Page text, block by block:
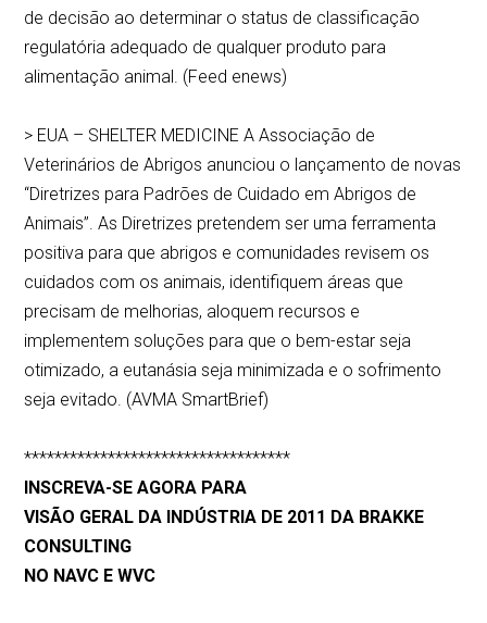
de decisão ao determinar o status de classificação
regulatória adequado de qualquer produto para
alimentação animal. (Feed enews)
> EUA – SHELTER MEDICINE A Associação de
Veterinários de Abrigos anunciou o lançamento de novas
“Diretrizes para Padrões de Cuidado em Abrigos de
Animais”. As Diretrizes pretendem ser uma ferramenta
positiva para que abrigos e comunidades revisem os
cuidados com os animais, identifiquem áreas que
precisam de melhorias, aloquem recursos e
implementem soluções para que o bem-estar seja
otimizado, a eutanásia seja minimizada e o sofrimento
seja evitado. (AVMA SmartBrief)
***********************************
INSCREVA-SE AGORA PARA
VISÃO GERAL DA INDÚSTRIA DE 2011 DA BRAKKE
CONSULTING
NO NAVC E WVC